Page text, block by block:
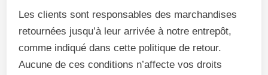
Les clients sont responsables des marchandises
retournées jusqu’à leur arrivée à notre entrepôt,
comme indiqué dans cette politique de retour.
Aucune de ces conditions n’affecte vos droits